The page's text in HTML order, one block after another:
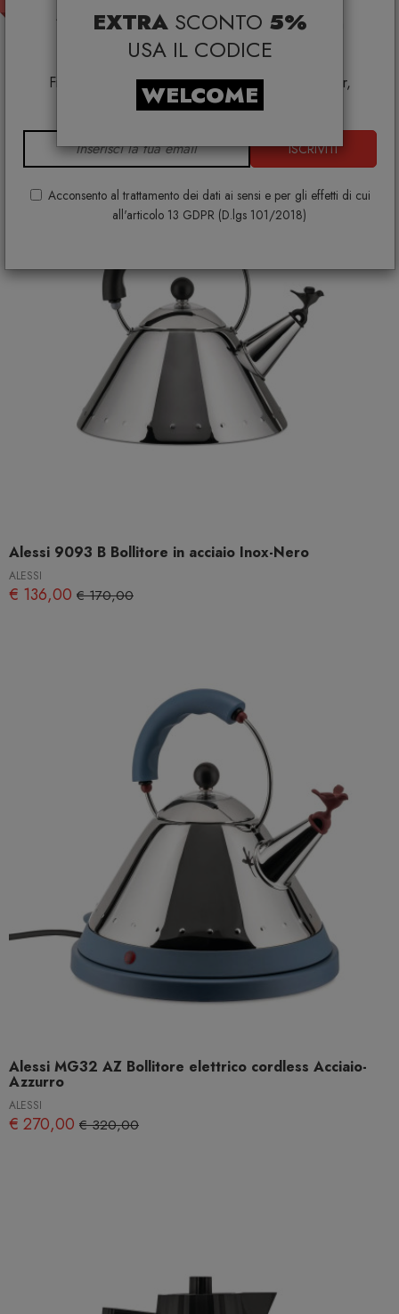
*Coupon non cumulabile con altre promo e non
applicabile su:
Smeg, Bontempi Casa, Samsonite, BBB Italia,
Franke, Gufram, Memphis, Plust, Samsung, Faber,
Dunavox, Zafferano, VG, Slide
ISCRIVITI
Acconsento al trattamento dei dati ai sensi e per gli effetti di cui
all'articolo 13 GDPR (D.lgs 101/2018)
EXTRA SCONTO 5%
USA IL CODICE
WELCOME
Alessi 90017 Il Conico Bollitore in acciaio Inox
€ 196,00
Alessi 9093 B Bollitore in acciaio Inox-Nero
ALESSI
€ 136,00 € 170,00
Alessi MG32 AZ Bollitore elettrico cordless Acciaio-
Azzurro
ALESSI
€ 270,00 € 320,00